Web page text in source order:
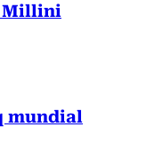
Millini
mundial